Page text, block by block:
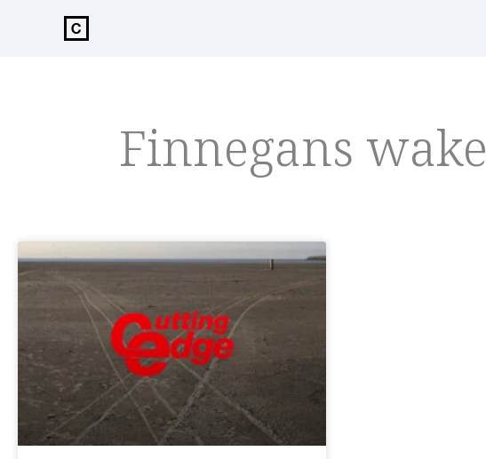
Finnegans wake